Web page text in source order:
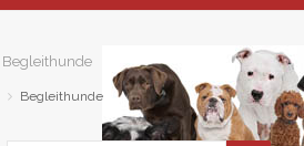
Begleithunde
Begleithunde